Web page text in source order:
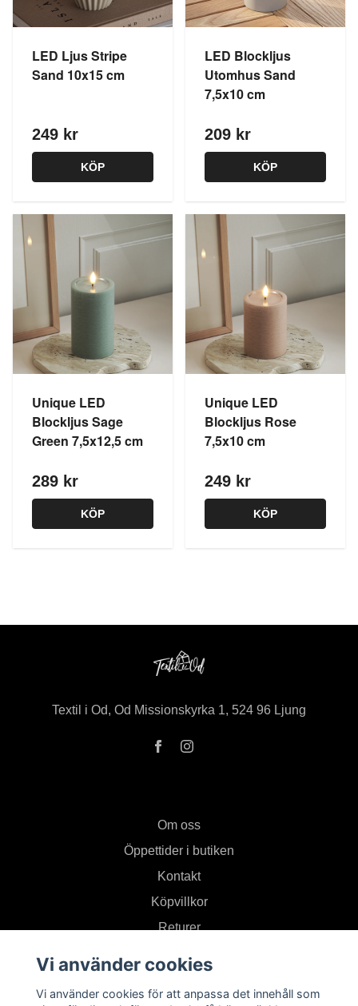
LED Ljus Stripe
Sand 10x15 cm
249 kr
KÖP
LED Blockljus
Utomhus Sand
7,5x10 cm
209 kr
KÖP
Unique LED
Blockljus Sage
Green 7,5x12,5 cm
289 kr
KÖP
Unique LED
Blockljus Rose
7,5x10 cm
249 kr
KÖP
Textil i Od, Od Missionskyrka 1, 524 96 Ljung
Om oss
Öppettider i butiken
Kontakt
Köpvillkor
Returer
Prenumerera på vårt nyhetsbrev
Vi använder cookies
Vi använder cookies för att anpassa det innehåll som